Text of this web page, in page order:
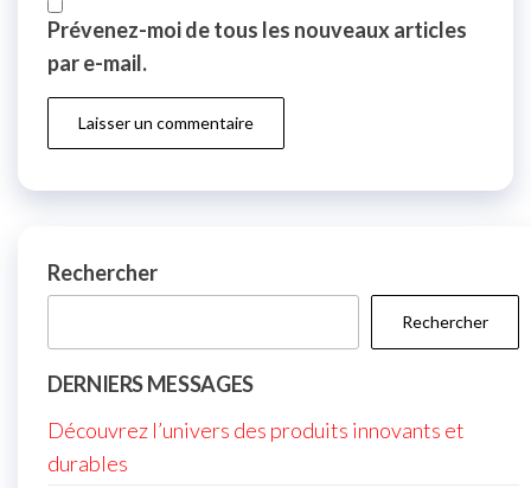
Prévenez-moi de tous les nouveaux articles
par e-mail.
Rechercher
Rechercher
DERNIERS MESSAGES
Découvrez l’univers des produits innovants et
durables